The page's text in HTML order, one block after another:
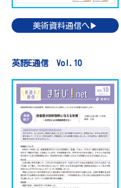
美術資料通信へ▶
英語E通信 Vol.10